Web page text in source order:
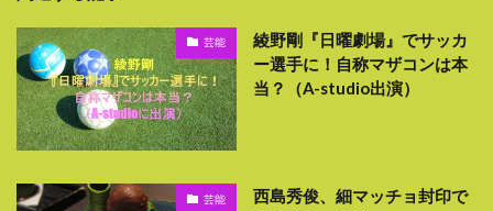
芸能
綾野剛『日曜劇場』でサッカ
ー選手に！自称マザコンは本
当？（A-studio出演）
芸能
西島秀俊、細マッチョ封印で